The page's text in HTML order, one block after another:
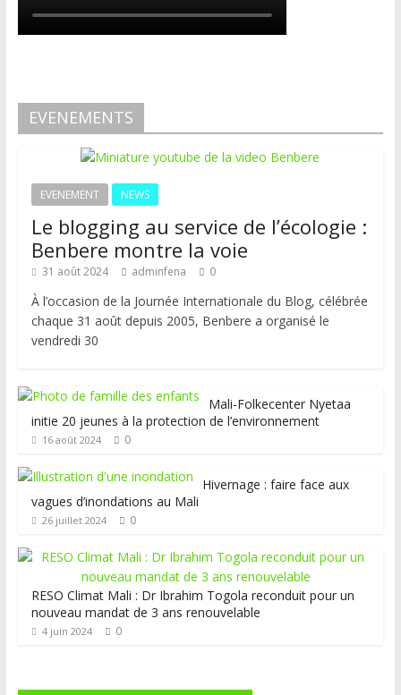
EVENEMENTS
EVENEMENT NEWS
Le blogging au service de l’écologie :
Benbere montre la voie
31 août 2024 adminfena 0
À l’occasion de la Journée Internationale du Blog, célébrée
chaque 31 août depuis 2005, Benbere a organisé le
vendredi 30
Mali-Folkecenter Nyetaa
initie 20 jeunes à la protection de l’environnement
16 août 2024 0
Hivernage : faire face aux
vagues d’inondations au Mali
26 juillet 2024 0
RESO Climat Mali : Dr Ibrahim Togola reconduit pour un
nouveau mandat de 3 ans renouvelable
4 juin 2024 0